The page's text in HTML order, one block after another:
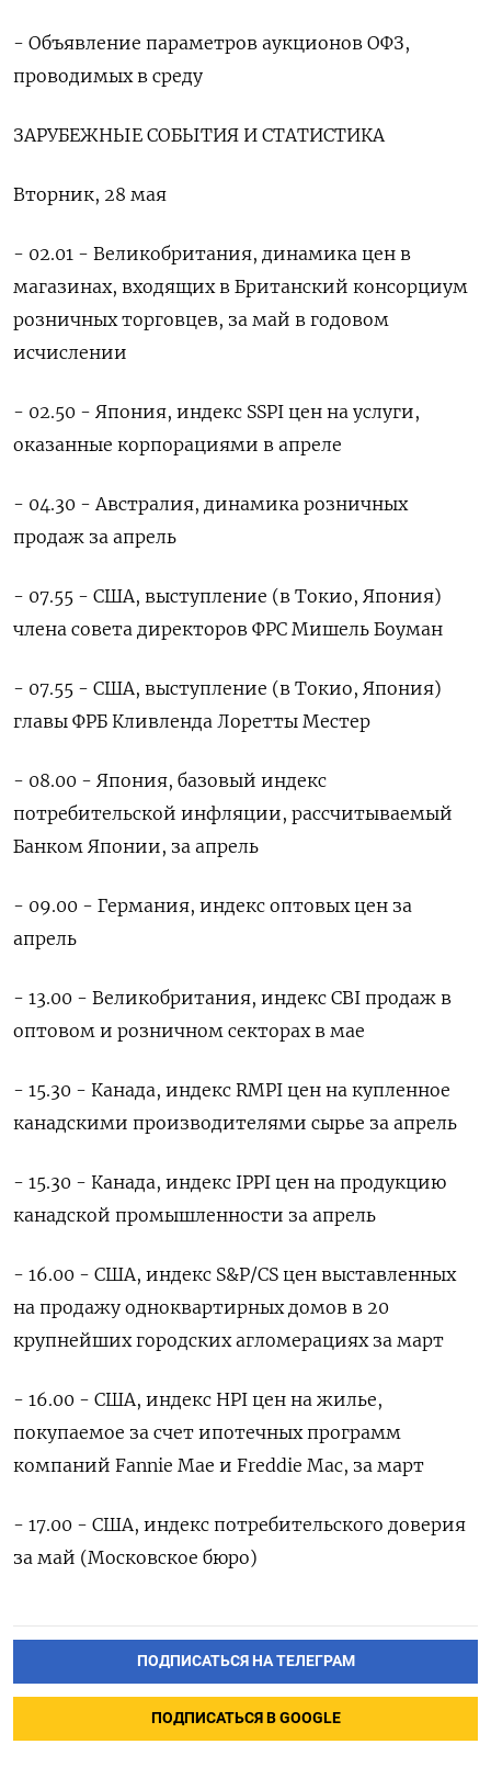
- Объявление параметров аукционов ОФЗ,
проводимых в среду
ЗАРУБЕЖНЫЕ СОБЫТИЯ И СТАТИСТИКА
Вторник, 28 мая
- 02.01 - Великобритания, динамика цен в
магазинах, входящих в Британский консорциум
розничных торговцев, за май в годовом
исчислении
- 02.50 - Япония, индекс SSPI цен на услуги,
оказанные корпорациями в апреле
- 04.30 - Австралия, динамика розничных
продаж за апрель
- 07.55 - США, выступление (в Токио, Япония)
члена совета директоров ФРС Мишель Боуман
- 07.55 - США, выступление (в Токио, Япония)
главы ФРБ Кливленда Лоретты Местер
- 08.00 - Япония, базовый индекс
потребительской инфляции, рассчитываемый
Банком Японии, за апрель
- 09.00 - Германия, индекс оптовых цен за
апрель
- 13.00 - Великобритания, индекс CBI продаж в
оптовом и розничном секторах в мае
- 15.30 - Канада, индекс RMPI цен на купленное
канадскими производителями сырье за апрель
- 15.30 - Канада, индекс IPPI цен на продукцию
канадской промышленности за апрель
- 16.00 - США, индекс S&P/CS цен выставленных
на продажу одноквартирных домов в 20
крупнейших городских агломерациях за март
- 16.00 - США, индекс HPI цен на жилье,
покупаемое за счет ипотечных программ
компаний Fannie Mae и Freddie Mac, за март
- 17.00 - США, индекс потребительского доверия
за май (Московское бюро)
ПОДПИСАТЬСЯ НА ТЕЛЕГРАМ
ПОДПИСАТЬСЯ В GOOGLE